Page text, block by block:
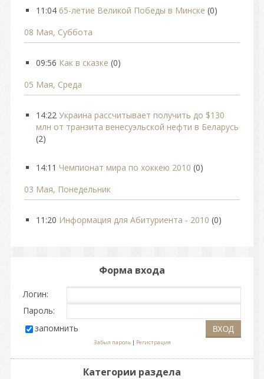
11:04 65-летие Великой Победы в Минске (0)
08 Мая, Суббота
09:56 Как в сказке (0)
05 Мая, Среда
14:22 Украина рассчитывает получить до $130
млн от транзита венесуэльской нефти в Беларусь
(2)
14:11 Чемпионат мира по хоккею 2010 (0)
03 Мая, Понедельник
11:20 Информация для Абитуриента - 2010 (0)
Форма входа
Логин:
Пароль:
запомнить
Забыл пароль| Регистрация
Категории раздела